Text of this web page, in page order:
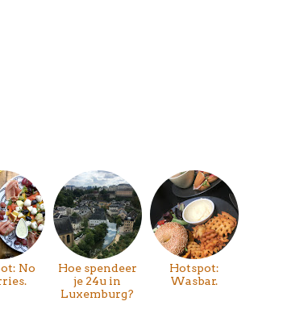
No
Hoe spendeer
je 24u in
Luxemburg?
Hotspot:
Wasbar.